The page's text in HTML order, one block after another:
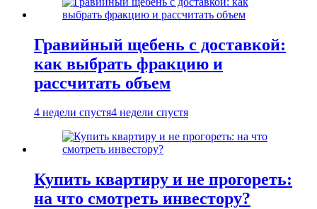
Гравийный щебень с доставкой:
как выбрать фракцию и
рассчитать объем
4 недели спустя4 недели спустя
Купить квартиру и не прогореть:
на что смотреть инвестору?